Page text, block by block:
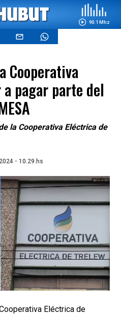
90.1 Mhz
Cooperativa
pagar parte del
la Cooperativa Eléctrica de
- 10.29.hs
Eléctrica de